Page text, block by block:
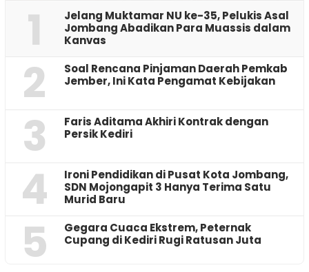
1
Jelang Muktamar NU ke-35, Pelukis Asal
Jombang Abadikan Para Muassis dalam
Kanvas
2
‎Soal Rencana Pinjaman Daerah Pemkab
Jember, Ini Kata Pengamat Kebijakan ‎
3
Faris Aditama Akhiri Kontrak dengan
Persik Kediri
4
Ironi Pendidikan di Pusat Kota Jombang,
SDN Mojongapit 3 Hanya Terima Satu
Murid Baru
5
‎Gegara Cuaca Ekstrem, Peternak
Cupang di Kediri Rugi Ratusan Juta